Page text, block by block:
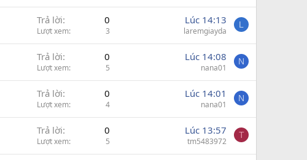
Trả lời 0
Lượt xem 3
Lúc 14:13
laremgiayda
L
Trả lời 0
Lượt xem 5
Lúc 14:08
nana01
N
Trả lời 0
Lượt xem 4
Lúc 14:01
nana01
N
Trả lời 0
Lượt xem 5
Lúc 13:57
tm5483972
T